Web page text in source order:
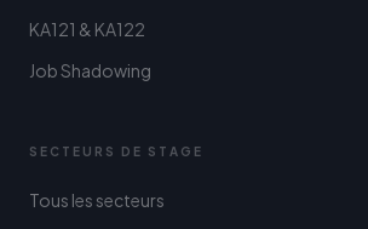
KA121 & KA122
Job Shadowing
SECTEURS DE STAGE
Tous les secteurs